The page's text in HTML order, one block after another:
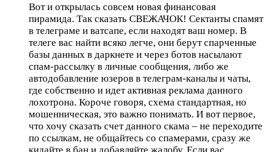
Вот и открылась совсем новая финансовая
пирамида. Так сказать СВЕЖАЧОК! Сектанты спамят
в телеграме и ватсапе, если находят ваш номер. В
телеге вас найти всяко легче, они берут спарченные
базы данных в даркнете и через ботов насылают
спам-рассылку в личные сообщения, либо же
автодобавление юзеров в телеграм-каналы и чаты,
где собственно и идет активная реклама данного
лохотрона. Короче говоря, схема стандартная, но
мошенническая, это важно понимать. И вот первое,
что хочу сказать счет данного скама – не переходите
по ссылкам, не общайтесь со спамерами, сразу же